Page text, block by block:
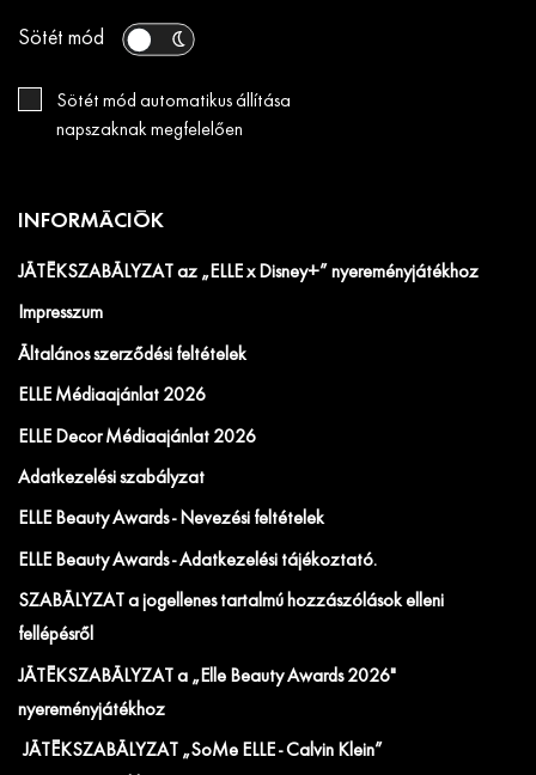
Sötét mód
Sötét mód automatikus állítása
napszaknak megfelelően
INFORMÁCIÓK
JÁTÉKSZABÁLYZAT az „ELLE x Disney+” nyereményjátékhoz
Impresszum
Általános szerződési feltételek
ELLE Médiaajánlat 2026
ELLE Decor Médiaajánlat 2026
Adatkezelési szabályzat
ELLE Beauty Awards - Nevezési feltételek
ELLE Beauty Awards - Adatkezelési tájékoztató.
SZABÁLYZAT a jogellenes tartalmú hozzászólások elleni
fellépésről
JÁTÉKSZABÁLYZAT a „Elle Beauty Awards 2026"
nyereményjátékhoz
JÁTÉKSZABÁLYZAT „SoMe ELLE - Calvin Klein”